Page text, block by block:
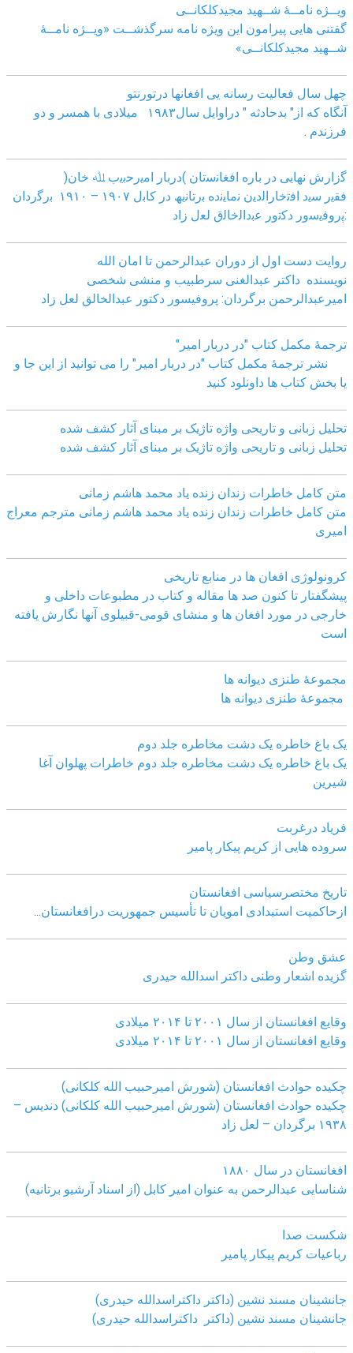
ویــژه نامــۀ شــهید مجیدکلکانــی
گفتنی هایی پیرامون این ویژه نامه سرگذشــت «ویــژه نامــۀ
شــهید مجیدکلکانــی»
چهل سال فعالیت رسانه یی افغانها درتورنتو
آنگاه که از" بدحادثه " دراوایل سال۱۹۸۳ میلادی با همسر و دو
فرزندم .
ﮔزارش ﻧﮭﺎﯾﯽ در ﺑﺎره اﻓﻐﺎﻧﺳﺗﺎن )درﺑﺎر اﻣﯾرﺣﺑﯾب ﷲ ﺧﺎن(
ﻓﻘﯾر ﺳﯾد اﻓﺗﺧﺎراﻟدﯾن ﻧﻣﺎﯾﻧده ﺑرﺗﺎﻧﯾﮫ در ﮐﺎﺑل ١٩٠٧ – ١٩١٠ ﺑرﮔردان
:ﭘروﻓﯾﺳور دﮐﺗور ﻋﺑداﻟﺧﺎﻟق ﻟﻌل زاد
روایت دست اول از دوران عبدالرحمن تا امان الله
نویسنده داکتر عبدالغنی سرطبیب و منشی شخصی
امیرعبدالرحمن برگردان: پروفیسور دکتور عبدالخالق لعل زاد
ترجمۀ مکمل کتاب "در دربار امیر"
نشر ترجمۀ مکمل کتاب "در دربار امیر" را می توانید از این جا و
یا بخش کتاب ها داونلود کنید
تحلیل زبانی و تاریحی واژه تاژیک بر مبنای آثار کشف شده
تحلیل زبانی و تاریحی واژه تاژیک بر مبنای آثار کشف شده
متن کامل خاطرات زندان زنده یاد محمد هاشم زمانی
متن کامل خاطرات زندان زنده یاد محمد هاشم زمانی مترجم معراج
امیری
کرونولوژی افغان ھا در منابع تاریخی
پیشگفتار تا کنون صد ھا مقاله و کتاب در مطبوعات داخلی و
خارجی در مورد افغان ھا و منشای قومی-قبیلوی آنھا نگارش یافته
است
مجموعهٔ طنزی دیوانه ها
مجموعهٔ طنزی دیوانه ها
یک باغ خاطره یک دشت مخاطره جلد دوم
یک باغ خاطره یک دشت مخاطره جلد دوم خاطرات پهلوان آغا
شیرین
فریاد درغربت
سروده هایی از کریم پیکار پامیر
تاریخ مختصرسیاسی افغانستان
ازحاکمیت استبدادی امویان تا تأسیس جمهوریت درافغانستان
عشق وطن
گزیده اشعار وطنی داکتر اسدالله حیدری
وقایع افغانستان از سال ۲۰۰۱ تا ۲۰۱۴ میلادی
وقایع افغانستان از سال ۲۰۰۱ تا ۲۰۱۴ میلادی
چکیده حوادث افغانستان (شورش امیرحبیب الله کلکانی)
چکیده حوادث افغانستان (شورش امیرحبیب الله کلکانی) دندیس –
١٩٣٨ برگردان – لعل زاد
افغانستان در سال ۱۸۸۰
شناسایی عبدالرحمن به عنوان امیر کابل (از اسناد آرشیو برتانیه)
شکست صدا
رباعیات کریم پیکار پامیر
جانشینان مسند نشین (داکتر داکتراسدالله حیدری)
جانشینان مسند نشین (داکتر داکتراسدالله حیدری)